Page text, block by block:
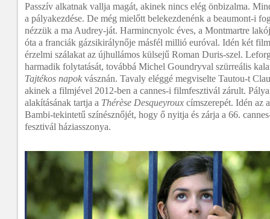
Passzív alkatnak vallja magát, akinek nincs elég önbizalma.
a pályakezdése. De még mielőtt belekezdenénk a beaumont-i
nézzük a ma Audrey-ját. Harmincnyolc éves, a Montmartre
óta a franciák gázsikirálynője másfél millió euróval. Idén két
érzelmi szálakat az újhullámos külsejű Roman Duris-szel.
harmadik folytatását, továbbá Michel Goundryval szürreális
Tajtékos napok vásznán. Tavaly eléggé megviselte Tautou-t
akinek a filmjével 2012-ben a cannes-i filmfesztivál zárult.
alakításának tartja a Thérèse Desqueyroux címszerepét. Idén az
Bambi-tekintetű színésznőjét, hogy ő nyitja és zárja a 66.
fesztivál háziasszonya.